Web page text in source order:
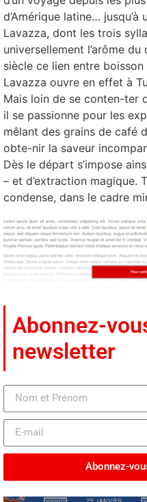
d’Amérique latine…
Lavazza, dont les trois
universellement l’arôme
siècle ce lien entre
Lavazza ouvre en effet à
Mais loin de se conten-ter
il se passionne pour les
mêlant des grains de café
obte-nir la saveur
Dès le départ s’impose
– et d’extraction magique.
condense, dans le cadre
Abonnez-
newsletter
Abonnez-